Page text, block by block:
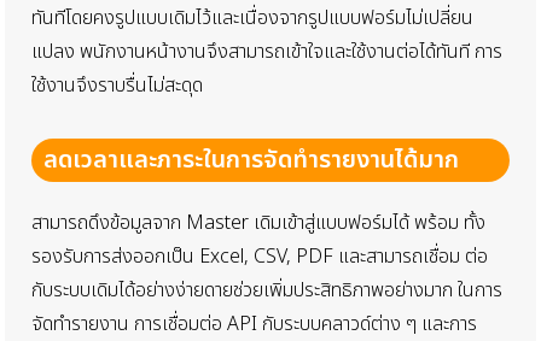
ทันทีโดยคงรูปแบบเดิมไว้และเนื่องจากรูปแบบฟอร์มไม่เปลี่ยน
แปลง พนักงานหน้างานจึงสามารถเข้าใจและใช้งานต่อได้ทันที การ
ใช้งานจึงราบรื่นไม่สะดุด
ลดเวลาและภาระในการจัดทำรายงานได้มาก
สามารถดึงข้อมูลจาก Master เดิมเข้าสู่แบบฟอร์มได้ พร้อม ทั้ง
รองรับการส่งออกเป็น Excel, CSV, PDF และสามารถเชื่อม ต่อ
กับระบบเดิมได้อย่างง่ายดายช่วยเพิ่มประสิทธิภาพอย่างมากในการ
จัดทำรายงาน การเชื่อมต่อ API กับระบบคลาวด์ต่าง ๆ และการ